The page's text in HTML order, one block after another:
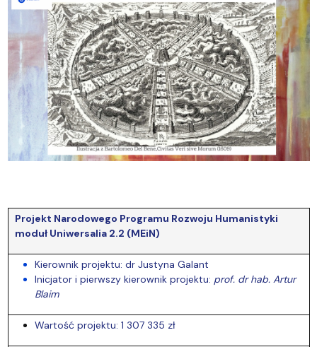
Projekt Narodowego Programu Rozwoju Humanistyki
moduł Uniwersalia 2.2 (MEiN)
Kierownik projektu: dr Justyna Galant
Inicjator i pierwszy kierownik projektu: prof. dr hab. Artur
Blaim
Wartość projektu: 1 307 335 zł